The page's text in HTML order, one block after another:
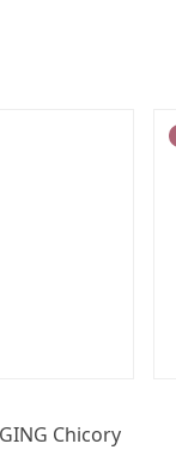
Chicory